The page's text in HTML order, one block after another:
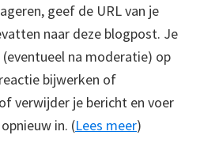
geef de URL van je
naar deze blogpost. Je
na moderatie) op
bijwerken of
verwijder je bericht en voer
in. (Lees meer)